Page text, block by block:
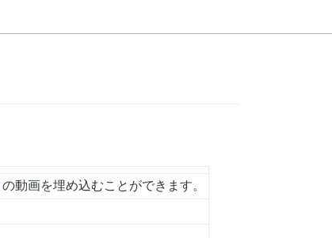
の動画を埋め込むことができます。